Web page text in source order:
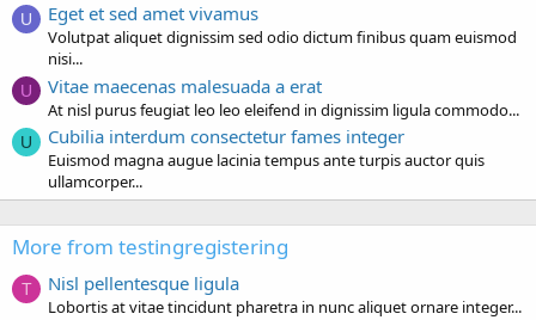
U Eget et sed amet vivamus
Volutpat aliquet dignissim sed odio dictum finibus quam euismod
nisi...
U Vitae maecenas malesuada a erat
At nisl purus feugiat leo leo eleifend in dignissim ligula commodo...
U Cubilia interdum consectetur fames integer
Euismod magna augue lacinia tempus ante turpis auctor quis
ullamcorper...
More from testingregistering
T Nisl pellentesque ligula
Lobortis at vitae tincidunt pharetra in nunc aliquet ornare integer...